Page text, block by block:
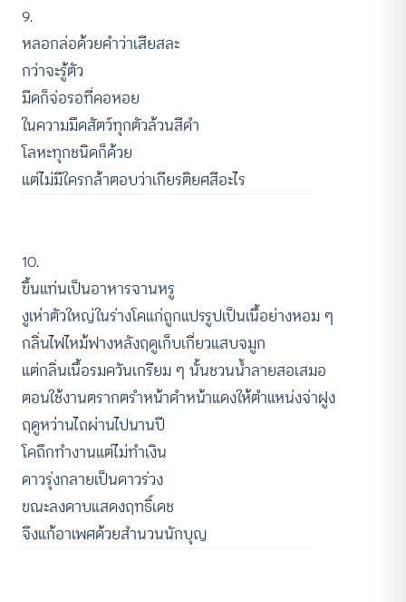
9.
หลอกล่อด้วยคำว่าเสียสละ
กว่าจะรู้ตัว
มีดก็จ่อรอที่คอหอย
ในความมืดสัตว์ทุกตัวล้วนสีดำ
โลหะทุกชนิดก็ด้วย
แต่ไม่มีใครกล้าตอบว่าเกียรติยศสีอะไร
10.
ขึ้นแท่นเป็นอาหารจานหรู
งูเห่าตัวใหญ่ในร่างโคแก่ถูกแปรรูปเป็นเนื้อย่างหอม ๆ
กลิ่นไฟไหม้ฟางหลังฤดูเก็บเกี่ยวแสบจมูก
แต่กลิ่นเนื้อรมควันเกรียม ๆ นั้นชวนน้ำลายสอเสมอ
ตอนใช้งานตรากตรำหน้าดำหน้าแดงให้ตำแหน่งจ่าฝูง
ฤดูหว่านไถผ่านไปนานปี
โคถึกทำงานแต่ไม่ทำเงิน
ดาวรุ่งกลายเป็นดาวร่วง
ขณะลงดาบแสดงฤทธิ์เดช
จึงแก้อาเพศด้วยสำนวนนักบุญ